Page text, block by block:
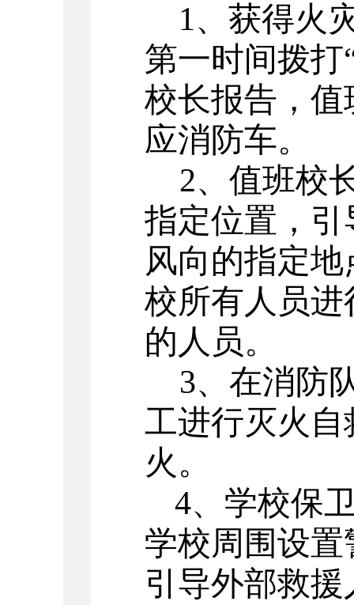
1、获得火
第一时间拨打
校长报告，
应消防车。
2、值班校
指定位置，
风向的指定
校所有人员
的人员。
3、在消防
工进行灭火
火。
4、学校保
学校周围设
引导外部救